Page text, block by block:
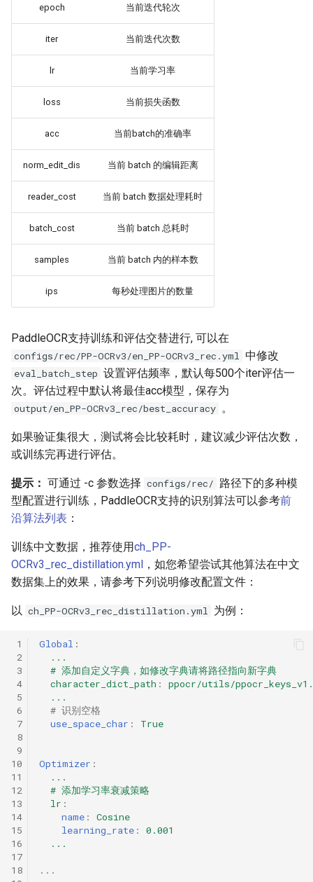
epoch 当前迭代轮次
iter 当前迭代次数
lr 当前学习率
loss 当前损失函数
acc 当前batch的准确率
norm_edit_dis 当前 batch 的编辑距离
reader_cost 当前 batch 数据处理耗时
batch_cost 当前 batch 总耗时
samples 当前 batch 内的样本数
ips 每秒处理图片的数量
PaddleOCR支持训练和评估交替进行, 可以在
configs/rec/PP-OCRv3/en_PP-OCRv3_rec.yml 中修改
eval_batch_step 设置评估频率，默认每500个iter评估一
次。评估过程中默认将最佳acc模型，保存为
output/en_PP-OCRv3_rec/best_accuracy 。
如果验证集很大，测试将会比较耗时，建议减少评估次数，
或训练完再进行评估。
提示： 可通过 -c 参数选择 configs/rec/ 路径下的多种模
型配置进行训练，PaddleOCR支持的识别算法可以参考前
沿算法列表 ：
训练中文数据，推荐使用ch_PP-
OCRv3_rec_distillation.yml ，如您希望尝试其他算法在中文
数据集上的效果，请参考下列说明修改配置文件：
以 ch_PP-OCRv3_rec_distillation.yml 为例：
1
2
3
4
5
6
7
8
9
10
11
12
13
14
15
16
17
18
Global :
...
# 添加自定义字典，如修改字典请将路径指向新字典
character_dict_path :
ppocr/utils/
...
# 识别空格
use_space_char : True
Optimizer :
...
# 添加学习率衰减策略
lr :
name :
Cosine
learning_rate :
0.001
...
...